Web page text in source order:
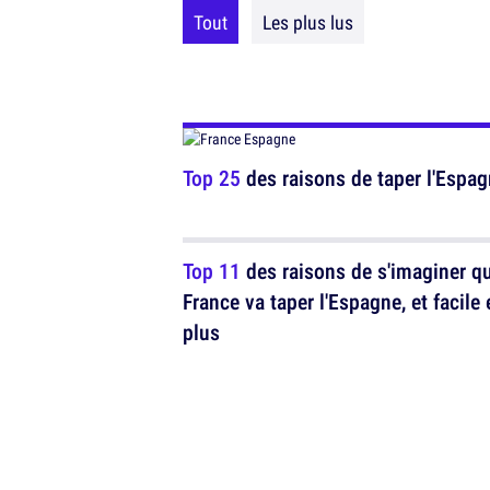
Tout Les plus lus
Top 25 des raisons de taper
Top 11 des raisons de s'imaginer
France va taper l'Espagne, et facile
plus